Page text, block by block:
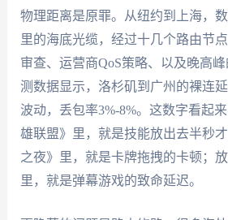
物理距离是原罪。从纽约到上海，
里的海底光缆，经过十几个路由节
审查、运营商QoS策略、以及晚高
测数据显示，洛杉矶到广州的裸连延
波动，丢包率3%-8%。这数字看起
雄联盟》里，就是技能放出去半秒
之夜》里，就是卡牌拖拽的卡顿；放
里，就是弹幕游戏的致命延迟。